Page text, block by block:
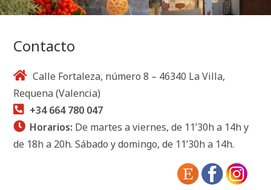
Contacto
Calle Fortaleza, número 8 – 46340 La Villa,
Requena (Valencia)
+34 664 780 047
Horarios: De martes a viernes, de 11’30h a 14h y
de 18h a 20h. Sábado y domingo, de 11’30h a 14h.